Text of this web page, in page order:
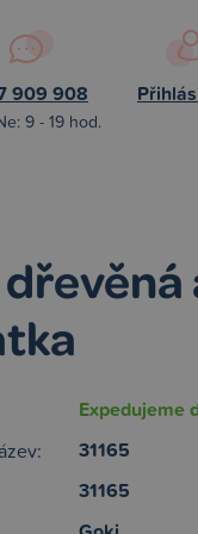
909 908
9 - 19 hod.
Expedujeme
31165
31165